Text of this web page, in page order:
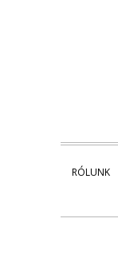
RÓLUNK